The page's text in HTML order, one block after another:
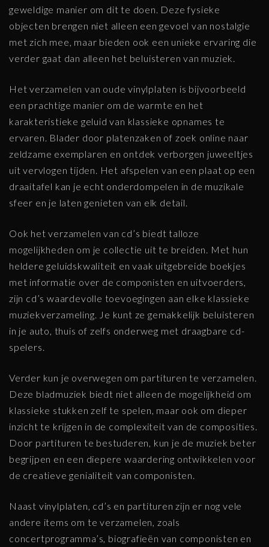
geweldige manier om dit te doen. Deze fysieke
objecten brengen niet alleen een gevoel van nostalgie
met zich mee, maar bieden ook een unieke ervaring die
verder gaat dan alleen het beluisteren van muziek.
Het verzamelen van oude vinylplaten is bijvoorbeeld
een prachtige manier om de warmte en het
karakteristieke geluid van klassieke opnames te
ervaren. Blader door platenzaken of zoek online naar
zeldzame exemplaren en ontdek verborgen juweeltjes
uit vervlogen tijden. Het afspelen van een plaat op een
draaitafel kan je echt onderdompelen in de muzikale
sfeer en je laten genieten van elk detail.
Ook het verzamelen van cd’s biedt talloze
mogelijkheden om je collectie uit te breiden. Met hun
heldere geluidskwaliteit en vaak uitgebreide boekjes
met informatie over de componisten en uitvoerders,
zijn cd’s waardevolle toevoegingen aan elke klassieke
muziekverzameling. Je kunt ze gemakkelijk beluisteren
in je auto, thuis of zelfs onderweg met draagbare cd-
spelers.
Verder kun je overwegen om partituren te verzamelen.
Deze bladmuziek biedt niet alleen de mogelijkheid om
klassieke stukken zelf te spelen, maar ook om dieper
inzicht te krijgen in de complexiteit van de composities.
Door partituren te bestuderen, kun je de muziek beter
begrijpen en een diepere waardering ontwikkelen voor
de creatieve genialiteit van componisten.
Naast vinylplaten, cd’s en partituren zijn er nog vele
andere items om te verzamelen, zoals
concertprogramma’s, biografieën van componisten en